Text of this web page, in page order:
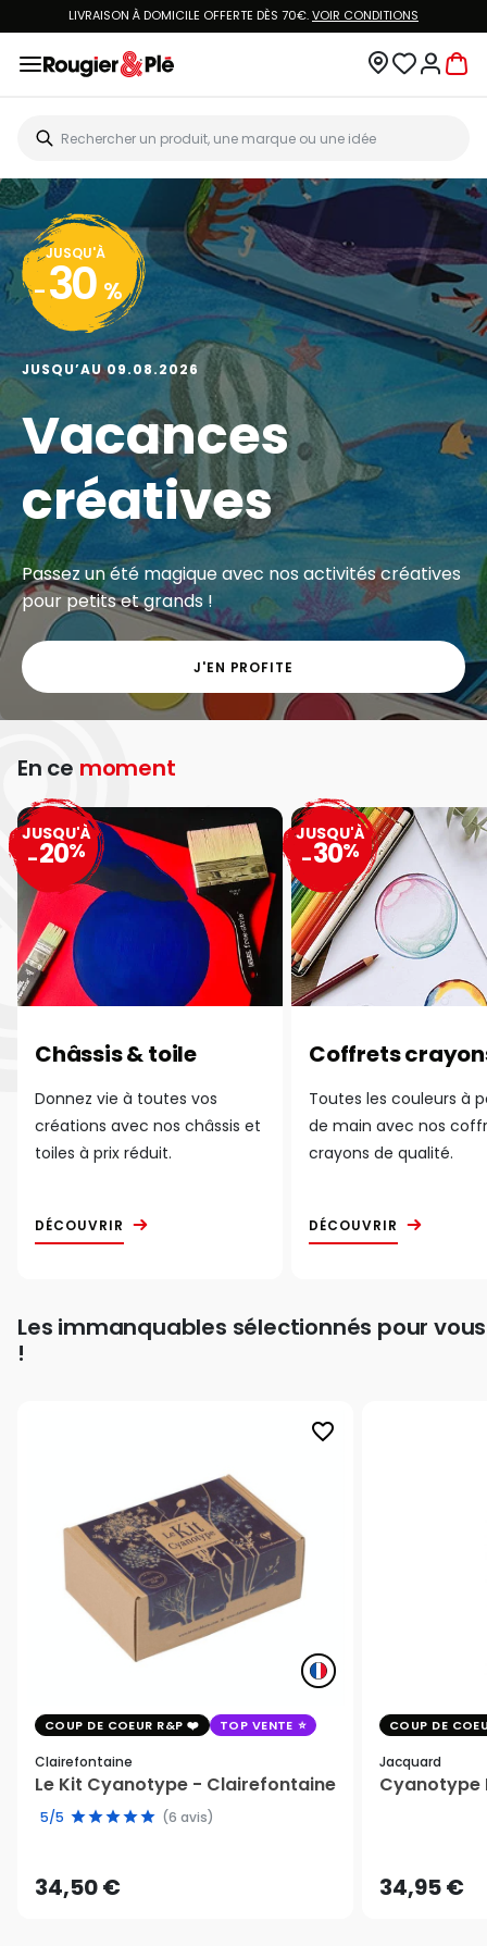
LIVRAISON À DOMICILE OFFERTE DÈS 70€.VOIR CONDITIONS
JUSQU'À
- 30 %
JUSQU’AU 09.08.2026
Vacances
créatives
Passez un été magique avec nos activités créatives
pour petits et grands !
J'EN PROFITE
En ce moment
Châssis & toile
Donnez vie à toutes vos
créations avec nos châssis et
toiles à prix réduit.
DÉCOUVRIR
JUSQU'À
-20%
Coffrets
Toutes les couleurs à
de main avec nos
crayons de qualité.
DÉCOUVRIR
JUSQU'À
-30%
Les immanquables sélectionnés pour vous
!
favorite_border
COUP DE COEUR R&P TOP VENTE
Clairefontaine
Le Kit Cyanotype - Clairefontaine
5/5 (6 avis)
34,50 €
COUP DE
Jacquard
Cyanotype
34,95 €